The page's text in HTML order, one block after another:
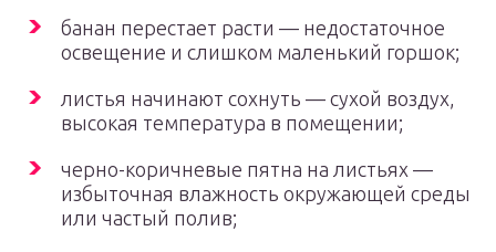
банан перестает расти — недостаточное
освещение и слишком маленький горшок;
листья начинают сохнуть — сухой воздух,
высокая температура в помещении;
черно-коричневые пятна на листьях —
избыточная влажность окружающей среды
или частый полив;